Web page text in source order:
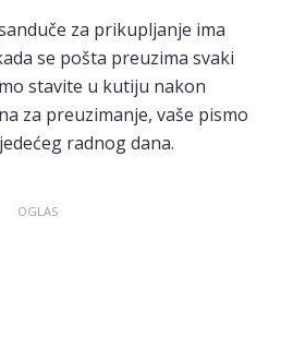
za prikupljanje ima
se pošta preuzima svaki
stavite u kutiju nakon
za preuzimanje, vaše pismo
radnog dana.